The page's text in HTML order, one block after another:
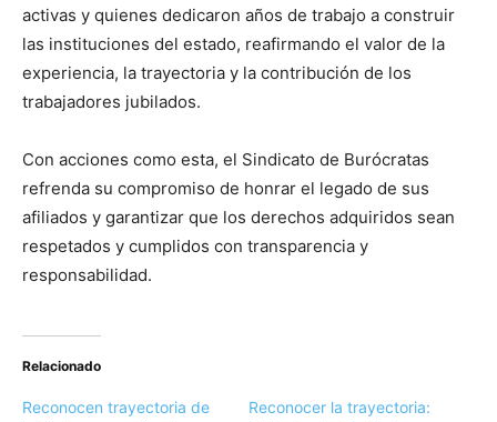
activas y quienes dedicaron años de trabajo a construir
las instituciones del estado, reafirmando el valor de la
experiencia, la trayectoria y la contribución de los
trabajadores jubilados.
Con acciones como esta, el Sindicato de Burócratas
refrenda su compromiso de honrar el legado de sus
afiliados y garantizar que los derechos adquiridos sean
respetados y cumplidos con transparencia y
responsabilidad.
Relacionado
Reconocen trayectoria de
Reconocer la trayectoria: